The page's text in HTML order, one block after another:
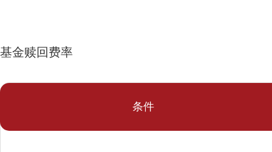
基金赎回费率
条件